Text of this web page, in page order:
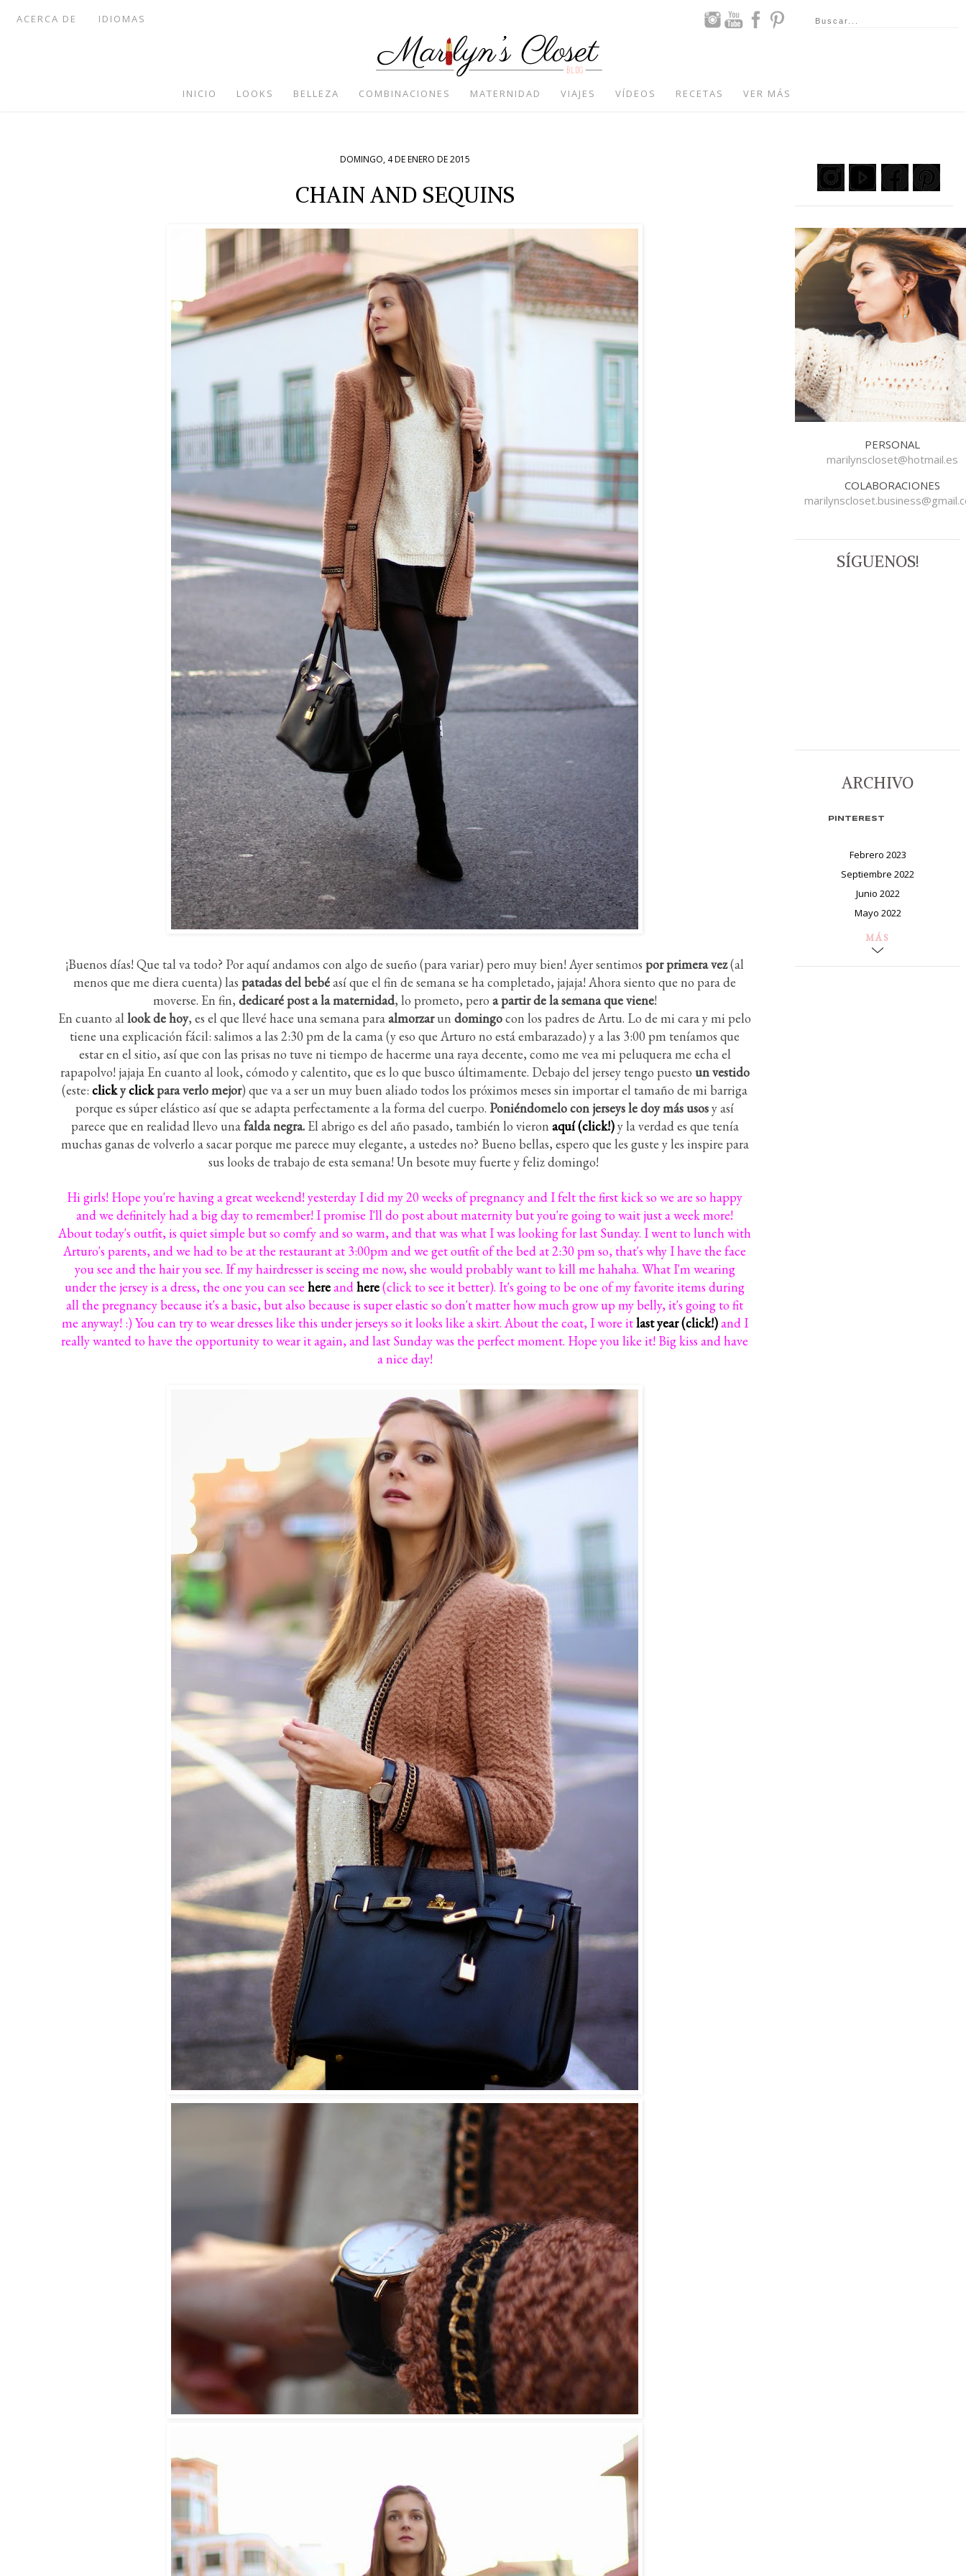
ACERCA DE IDIOMAS
INICIO LOOKS BELLEZA COMBINACIONES MATERNIDAD VIAJES VÍDEOS RECETAS VER MÁS
DOMINGO, 4 DE ENERO DE 2015
CHAIN AND SEQUINS
¡Buenos días! Que tal va todo? Por aquí andamos con algo de sueño (para variar) pero muy bien! Ayer sentimospor primera vez(al
menos que me diera cuenta) laspatadas del bebéasí que el fin de semana se ha completado, jajaja! Ahora siento que no para de
moverse. En fin, dedicaré post a la maternidad, lo prometo, pero a partir de la semana que viene!
En cuanto al look de hoy, es el que llevé hace una semana paraalmorzarundomingocon los padres de Artu. Lo de mi cara y mi pelo
tiene una explicación fácil: salimos a las 2:30 pm de la cama (y eso que Arturo no está embarazado) y a las 3:00 pm teníamos que
estar en el sitio, así que con las prisas no tuve ni tiempo de hacerme una raya decente, como me vea mi peluquera me echa el
rapapolvo! jajaja En cuanto al look, cómodo y calentito, que es lo que busco últimamente. Debajo del jersey tengo puesto un vestido
(este:clickyclickpara verlo mejor) que va a ser un muy buen aliado todos los próximos meses sin importar el tamaño de mi barriga
porque es súper elástico así que se adapta perfectamente a la forma del cuerpo. Poniéndomelo con jerseys le doy más usosy así
parece que en realidad llevo unafalda negra. El abrigo es del año pasado, también lo vieron aquí (click!)y la verdad es que tenía
muchas ganas de volverlo a sacar porque me parece muy elegante, a ustedes no? Bueno bellas, espero que les guste y les inspire para
sus looks de trabajo de esta semana! Un besote muy fuerte y feliz domingo!
Hi girls! Hope you're having a great weekend! yesterday I did my 20 weeks of pregnancy and I felt the first kick so we are so happy
and we definitely had a big day to remember! I promise I'll do post about maternity but you're going to wait just a week more!
About today's outfit, is quiet simple but so comfy and so warm, and that was what I was looking for last Sunday. I went to lunch with
Arturo's parents, and we had to be at the restaurant at 3:00pm and we get outfit of the bed at 2:30 pm so, that's why I have the face
you see and the hair you see. If my hairdresser is seeing me now, she would probably want to kill me hahaha. What I'm wearing
under the jersey is a dress, the one you can seehereandhere(click to see it better). It's going to be one of my favorite items during
all the pregnancy because it's a basic, but also because is super elastic so don't matter how much grow up my belly, it's going to fit
me anyway! :) You can try to wear dresses like this under jerseys so it looks like a skirt. About the coat, I wore itlast year (click!)and I
really wanted to have the opportunity to wear it again, and last Sunday was the perfect moment. Hope you like it! Big kiss and have
a nice day!
PERSONAL
marilynscloset@hotmail.es
COLABORACIONES
SÍGUENOS!
ARCHIVO
PINTEREST
Febrero 2023
Septiembre 2022
Junio 2022
Mayo 2022
MÁS